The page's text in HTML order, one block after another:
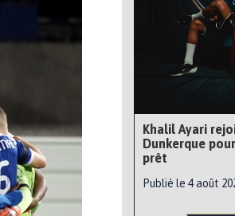
Khalil Ayari
Dunkerque
prêt
Publié le 4 août